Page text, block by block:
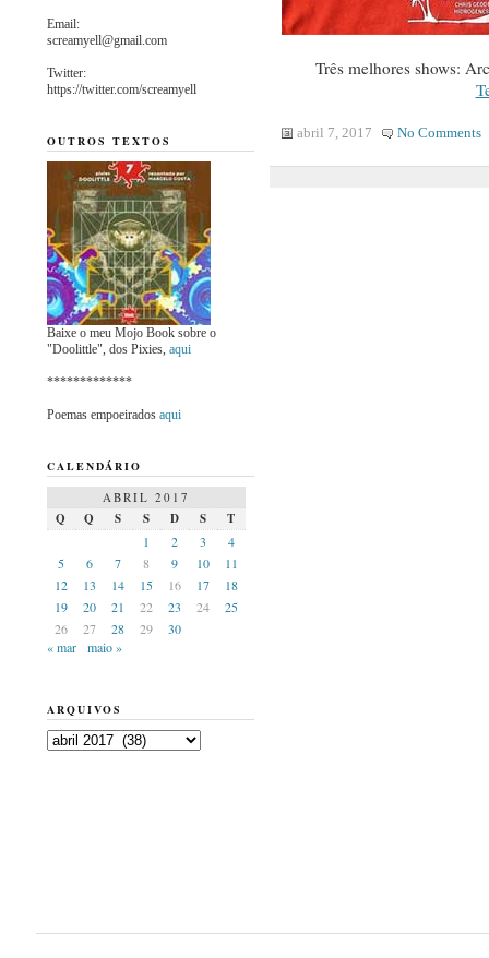
Três melhores shows:
abril 7, 2017 No Comments
Email:
screamyell@gmail.com
Twitter:
https://twitter.com/screamyell
OUTROS TEXTOS
Baixe o meu Mojo Book sobre o
"Doolittle", dos Pixies, aqui
*************
Poemas empoeirados aqui
CALENDÁRIO
ABRIL 2017
Q Q S S D S
T
1
2 3
4
5
6 7 8 9 10
11
12
13 14 15 16 17
18
19
20 21 22 23 24
25
26
27 28 29
30
« mar
maio »
ARQUIVOS
Arquivos